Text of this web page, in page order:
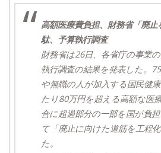
高額医療費負担、財務省「廃
駄、予算執行調査
財務省は26日、各省庁の事業
執行調査の結果を発表した。
や無職の人が加入する国民健
たり80万円を超える高額な医
合に超過部分の一部を国が負
て「廃止に向けた道筋を工程
た。